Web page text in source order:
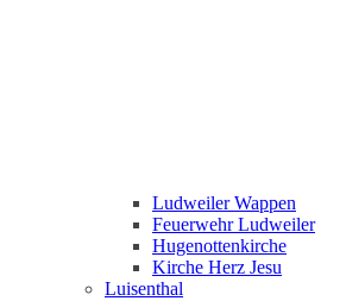
Ludweiler Wappen
Feuerwehr Ludweiler
Hugenottenkirche
Kirche Herz Jesu
Luisenthal